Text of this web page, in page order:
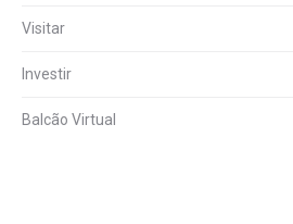
Visitar
Investir
Balcão Virtual